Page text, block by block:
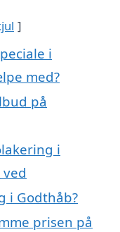
i
med?
på
i
i Godthåb?
prisen på